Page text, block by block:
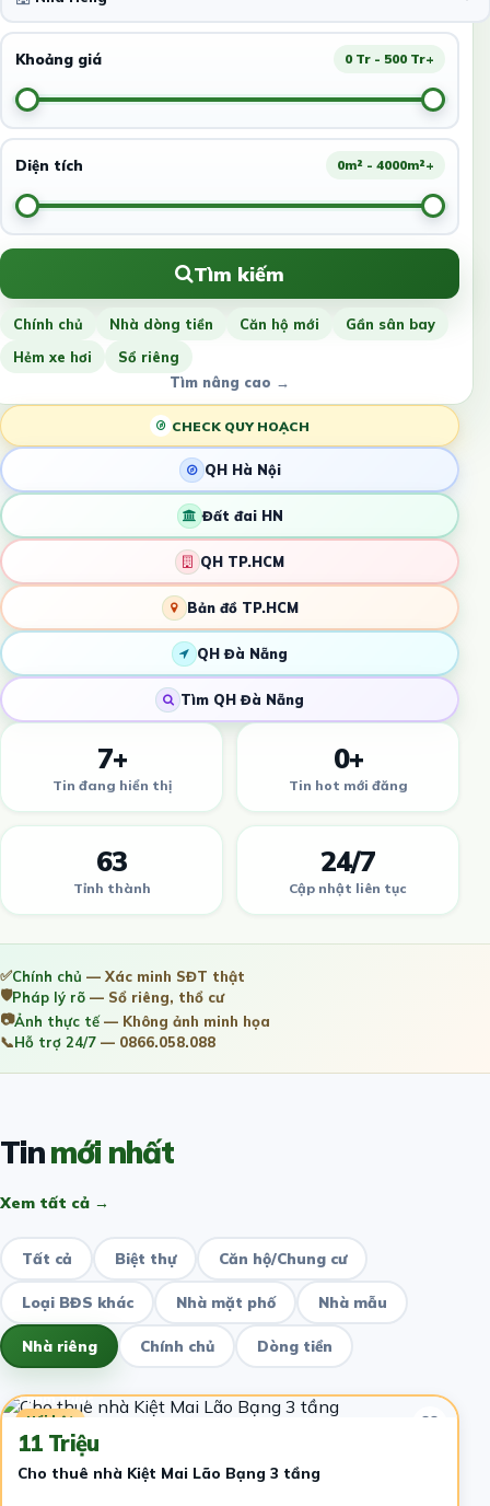
Khoảng giá 0 Tr - 500 Tr+
Diện tích 0m² - 4000m²+
Tìm kiếm
Chính chủ Nhà dòng tiền Căn hộ mới
Gần sân bay
Hẻm xe hơi
Sổ riêng
Tìm nâng cao →
CHECK QUY HOẠCH
QH Hà Nội
Đất đai HN
QH TP.HCM
Bản đồ TP.HCM
QH Đà Nẵng
Tìm QH Đà Nẵng
7+
Tin đang hiển thị
0+
Tin hot mới đăng
63
Tỉnh thành
24/7
Cập nhật liên tục
✅Chính chủ — Xác minh SĐT thật
🛡️Pháp lý rõ — Sổ riêng, thổ cư
📷Ảnh thực tế— Không ảnh minh họa
📞Hỗ trợ 24/7 — 0866.058.088
Tinmới nhất
Xem tất cả →
Tất cả Biệt thự Căn hộ/Chung cư
Loại BĐS khác Nhà mặt phố Nhà mẫu
Nhà riêng Chính chủ Dòng tiền
Nổi bật
3 năm trước
11 Triệu
Cho thuê nhà Kiệt Mai Lão Bạng 3 tầng